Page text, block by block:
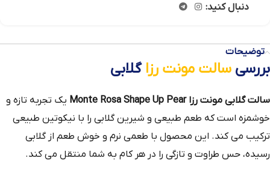
دنبال کنید:
توضیحات
بررسی سالت مونت رزا گلابی
سالت گلابی مونت رزاMonte Rosa Shape Up Pear یک تجربه تازه و
خوشمزه است که طعم طبیعی و شیرین گلابی را با نیکوتین طبیعی
ترکیب می‌ کند. این محصول با طعمی نرم و خوش‌ طعم از گلابی
رسیده، حس طراوت و تازگی را در هر کام به شما منتقل می‌ کند.